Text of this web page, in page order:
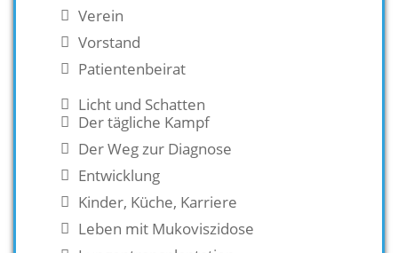
Verein
Vorstand
Patientenbeirat
Licht und Schatten
Der tägliche Kampf
Der Weg zur Diagnose
Entwicklung
Kinder, Küche, Karriere
Leben mit Mukoviszidose